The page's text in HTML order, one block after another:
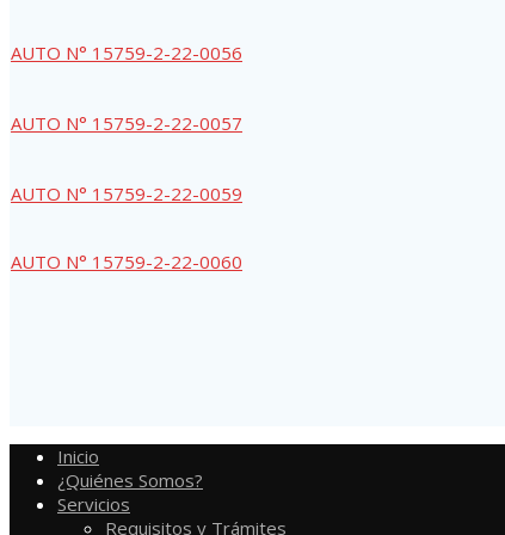
AUTO N° 15759-2-22-0056
AUTO N° 15759-2-22-0057
AUTO N° 15759-2-22-0059
AUTO N° 15759-2-22-0060
Inicio
¿Quiénes Somos?
Servicios
Requisitos y Trámites